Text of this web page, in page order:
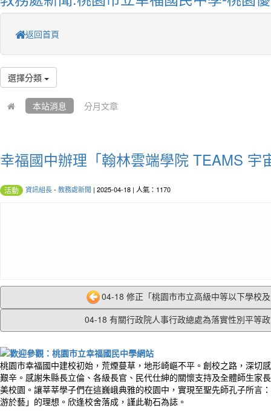
返回首頁
選擇分類
本站消息 分月文章
幸福國中辦理「翰林雲端學院 TEAMS 宇
活動 資訊組長- 教務處新聞 | 2025-04-18 | 人氣：1170
04-18 修正「桃園市市立高級中等以下學校
04-18 有關行政院人事行政總處為落實性別平等
桃園市幸福國中建校初始，荒煙蔓草，地形崎嶇不平。創校之路，深切
艱辛。感謝朱縣長立倫、各級長官、民代仕紳的關懷支持及全體師生家
美校園。讓莘莘學子們在這巍峨典雅的校園中，實現至聖先師孔子所言
游於藝」的理想。欣逢校舍落成，謹此勒石為誌。